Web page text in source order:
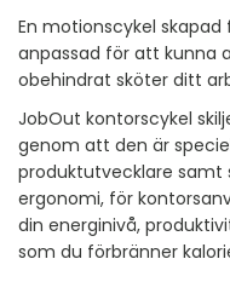
En motionscykel
anpassad för att kunna
obehindrat sköter ditt
JobOut kontorscykel
genom att den är
produktutvecklare samt
ergonomi, för
din energinivå,
som du förbränner